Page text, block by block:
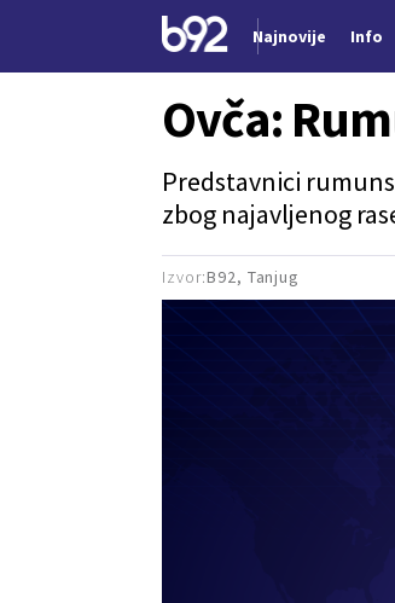
Najnovije Info
Ovča:
Predstavnici
zbog najavljenog
Izvor:B92, Tanjug